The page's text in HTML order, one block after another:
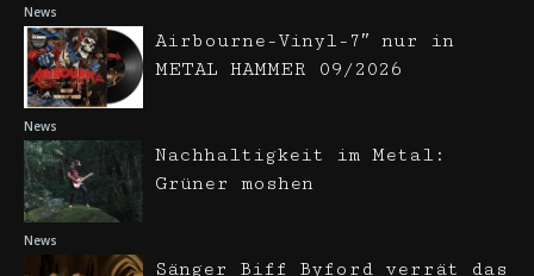
News
News
Airbourne-Vinyl-7″ nur in
METAL HAMMER 09/2026
News
Nachhaltigkeit im Metal:
Grüner moshen
Sänger Biff Byford verrät das